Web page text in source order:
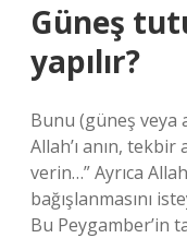
Güneş
yapılır?
Bunu (güneş veya
Allah’ı anın, tekbir
verin…” Ayrıca
bağışlanmasını
Bu Peygamber’in